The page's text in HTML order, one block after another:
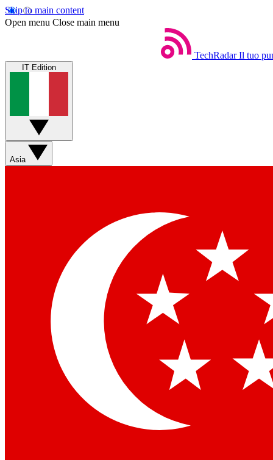
Skip to main content
Open menu Close main menu
TechRadar Il tuo
IT Edition
Asia